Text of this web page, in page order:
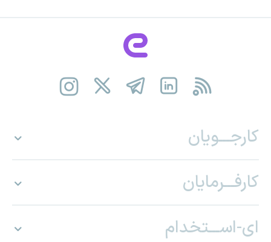
کارجـــویان
کارفـــرمایان
ای-اســـتخدام